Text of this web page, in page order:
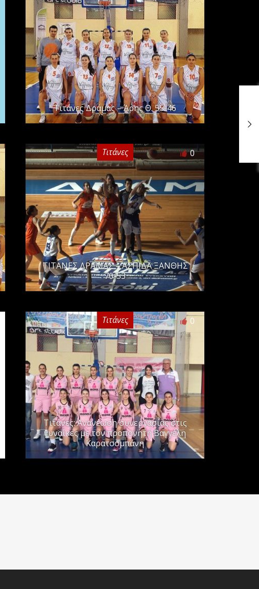
Τιτάνες Δράμας – Άρης Θ. 55-46
Τιτάνες 0
ΤΙΤΑΝΕΣ ΔΡΑΜΑΣ – ΑΣΠΙΔΑ ΞΑΝΘΗΣ
70-53
Τιτάνες 0
Τιτάνες: Ανανέωση συνεργασίας στις
γυναίκες με τον προπονητή Βαγγέλη
Καρατσομπάνη